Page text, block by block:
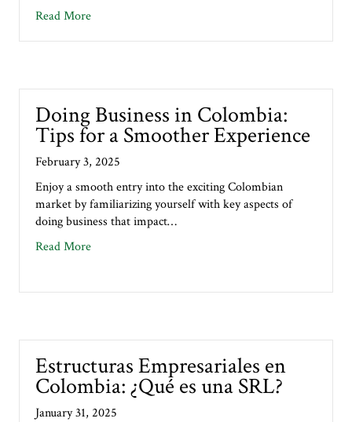
Read Moreabout Hacer Negocios en Colombia: Consejos para
Doing Business in Colombia:
Tips for a Smoother Experience
February 3, 2025
Enjoy a smooth entry into the exciting Colombian
market by familiarizing yourself with key aspects of
doing business that impact…
Read Moreabout Doing Business in Colombia: Tips for a
Estructuras Empresariales en
Colombia: ¿Qué es una SRL?
January 31, 2025